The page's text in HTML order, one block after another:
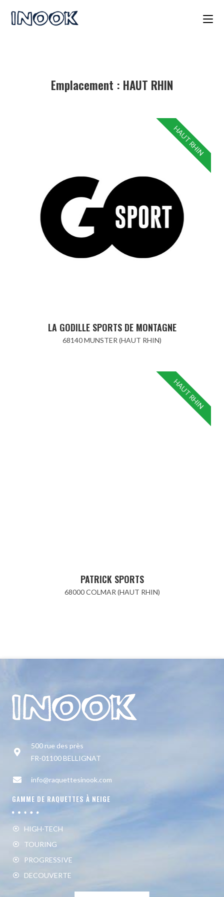
Emplacement : HAUT RHIN
HAUT RHIN
LA GODILLE SPORTS DE MONTAGNE
68140 MUNSTER (HAUT RHIN)
HAUT RHIN
PATRICK SPORTS
68000 COLMAR (HAUT RHIN)
500 rue des près
FR-01100 BELLIGNAT
info@raquettesinook.com
GAMME DE RAQUETTES À NEIGE
HIGH-TECH
TOURING
PROGRESSIVE
DECOUVERTE